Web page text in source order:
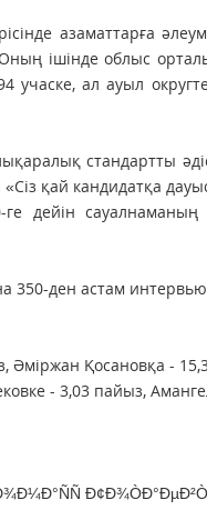
азаматтарға
Оның ішінде облыс
ал ауыл
стандартты
қай кандидатқа
дейін
350-ден астам
Әміржан Қосановқа -
- 3,03 пайыз,